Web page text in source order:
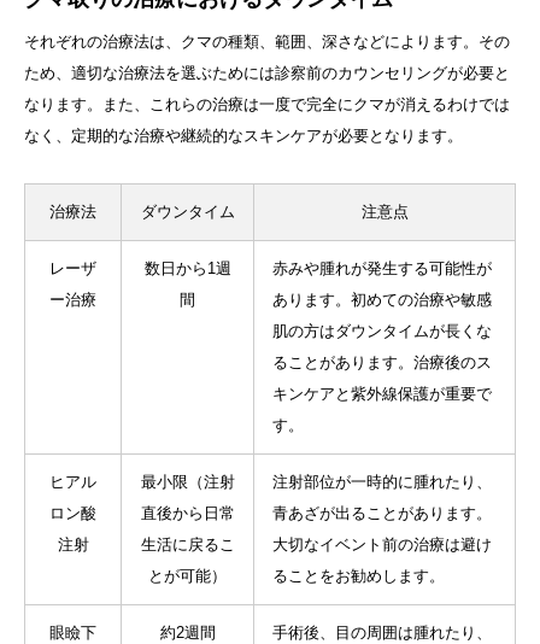
それぞれの治療法は、クマの種類、範囲、深さなどによります。その
ため、適切な治療法を選ぶためには診察前のカウンセリングが必要と
なります。また、これらの治療は一度で完全にクマが消えるわけでは
なく、定期的な治療や継続的なスキンケアが必要となります。
治療法 ダウンタイム 注意点
レーザ
ー治療
数日から1週
間
赤みや腫れが発生する可能性が
あります。初めての治療や敏感
肌の方はダウンタイムが長くな
ることがあります。治療後のス
キンケアと紫外線保護が重要で
す。
ヒアル
ロン酸
注射
最小限（注射
直後から日常
生活に戻るこ
とが可能）
注射部位が一時的に腫れたり、
青あざが出ることがあります。
大切なイベント前の治療は避け
ることをお勧めします。
眼瞼下
約2週間
手術後、目の周囲は腫れたり、